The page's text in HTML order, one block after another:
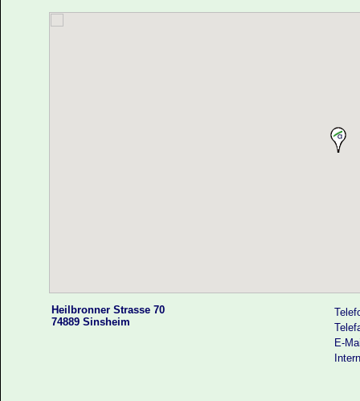
Heilbronner Strasse 70
74889 Sinsheim
E-